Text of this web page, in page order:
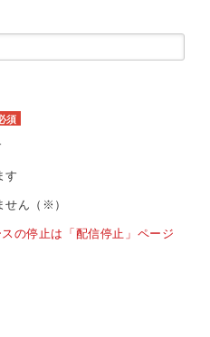
須
す
せん（※）
の停止は「配信停止」ページ